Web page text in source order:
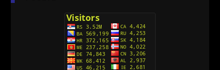
Avanture Kida Opasnost (Sinhronizovano na
Action Man (Sinhronizovano na Hrvatski)